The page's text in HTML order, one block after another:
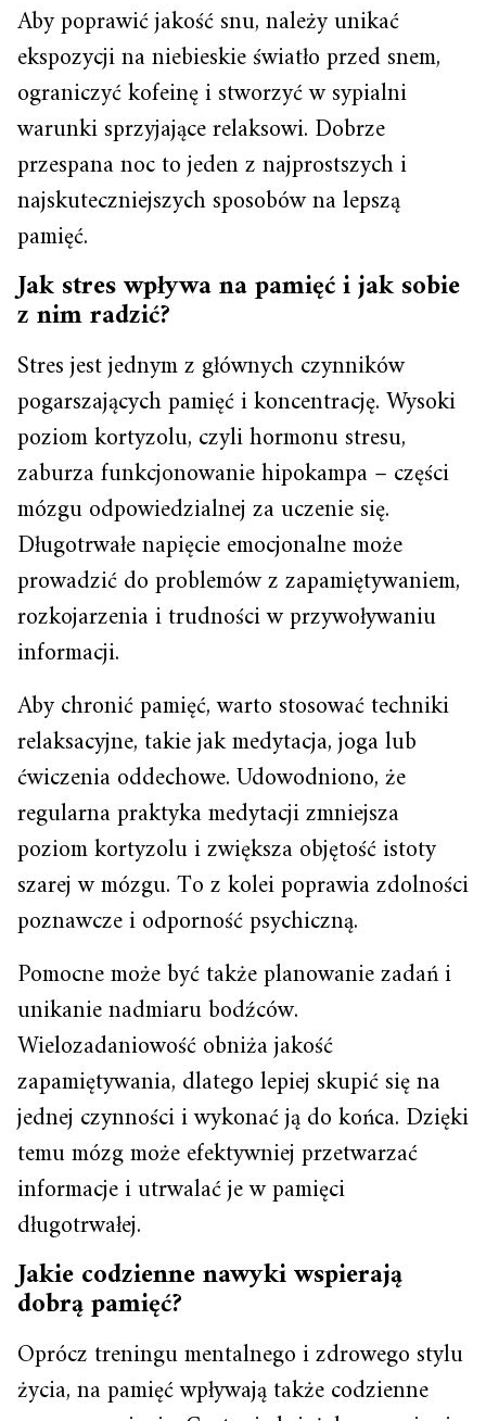
Aby poprawić jakość snu, należy unikać
ekspozycji na niebieskie światło przed snem,
ograniczyć kofeinę i stworzyć w sypialni
warunki sprzyjające relaksowi. Dobrze
przespana noc to jeden z najprostszych i
najskuteczniejszych sposobów na lepszą
pamięć.
Jak stres wpływa na pamięć i jak sobie
z nim radzić?
Stres jest jednym z głównych czynników
pogarszających pamięć i koncentrację. Wysoki
poziom kortyzolu, czyli hormonu stresu,
zaburza funkcjonowanie hipokampa – części
mózgu odpowiedzialnej za uczenie się.
Długotrwałe napięcie emocjonalne może
prowadzić do problemów z zapamiętywaniem,
rozkojarzenia i trudności w przywoływaniu
informacji.
Aby chronić pamięć, warto stosować techniki
relaksacyjne, takie jak medytacja, joga lub
ćwiczenia oddechowe. Udowodniono, że
regularna praktyka medytacji zmniejsza
poziom kortyzolu i zwiększa objętość istoty
szarej w mózgu. To z kolei poprawia zdolności
poznawcze i odporność psychiczną.
Pomocne może być także planowanie zadań i
unikanie nadmiaru bodźców.
Wielozadaniowość obniża jakość
zapamiętywania, dlatego lepiej skupić się na
jednej czynności i wykonać ją do końca. Dzięki
temu mózg może efektywniej przetwarzać
informacje i utrwalać je w pamięci
długotrwałej.
Jakie codzienne nawyki wspierają
dobrą pamięć?
Oprócz treningu mentalnego i zdrowego stylu
życia, na pamięć wpływają także codzienne